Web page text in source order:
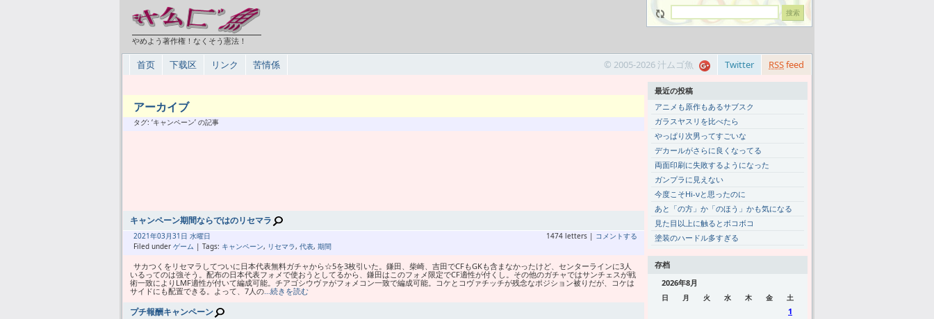
やめよう著作権！なくそう憲法！
首页 下载区 リンク 苦情係 RSSfeed
Twitter
© 2005-2026 汁ムゴ魚
アーカイブ
タグ: ‘キャンペーン’ の記事
キャンペーン期間ならではのリセマラ
2021年03月31日 水曜日
Filed under ゲーム | Tags: キャンペーン, リセマラ, 代表, 期間
1474 letters | コメントする
サカつくをリセマラしてついに日本代表無料ガチャから☆5を3枚引いた。鎌田、柴崎、吉田でCFもGKも含まなかったけど、センターラインに3人
いるってのは強そう。配布の日本代表フォメで使おうとしてるから、鎌田はこのフォメ限定でCF適性が付くし。その他のガチャではサンチェスが戦
術一致によりLMF適性が付いて編成可能。チアゴシウヴァがフォメコン一致で編成可能。コケとコヴァチッチが残念なポジション被りだが、コケは
サイドにも配置できる。よって、7人の…続きを読む
プチ報酬キャンペーン
最近の投稿
アニメも原作もあるサブスク
ガラスヤスリを比べたら
やっぱり次男ってすごいな
デカールがさらに良くなってる
両面印刷に失敗するようになった
ガンプラに見えない
今度こそHi-νと思ったのに
あと「の方」か「のほう」かも気になる
見た目以上に触るとボコボコ
塗装のハードル多すぎる
存档
2026年8月
日 月 火 水 木 金 土
1